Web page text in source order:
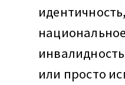
или просто